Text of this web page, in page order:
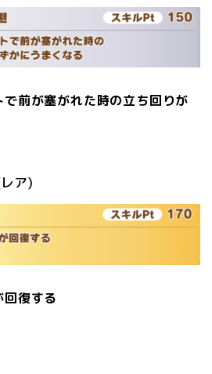
前が塞がれた時の立ち回りが
ア)
復する